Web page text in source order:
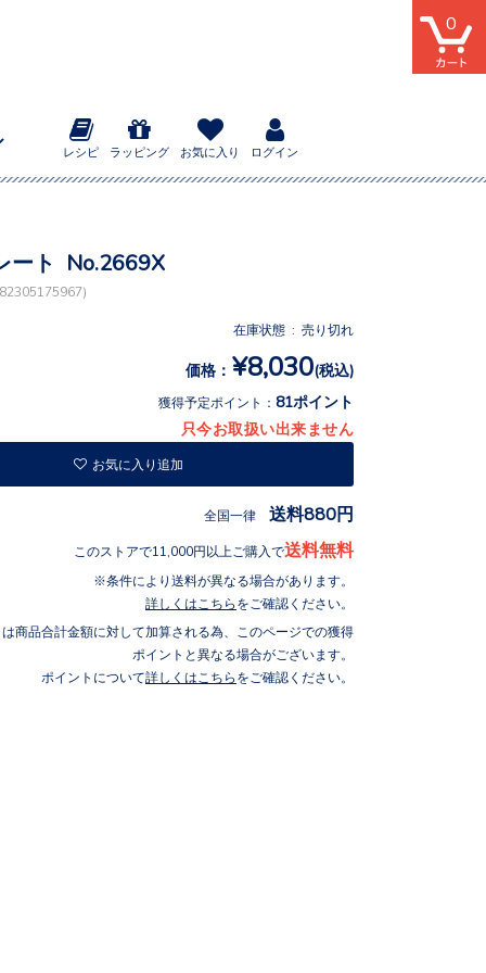
レシピ ラッピング お気に入り ログイン
0
ート No.2669X
在庫状態 : 売り切れ
価格： ¥8,030(税込)
獲得予定ポイント： 81ポイント
只今お取扱い出来ません
お気に入り追加
全国一律 送料880円
このストアで11,000円以上ご購入で送料無料
条件により送料が異なる場合があります。
詳しくはこちら をご確認ください。
商品合計金額に対して加算される為、このページでの獲得
ポイントと異なる場合がございます。
ポイントについて詳しくはこちら をご確認ください。